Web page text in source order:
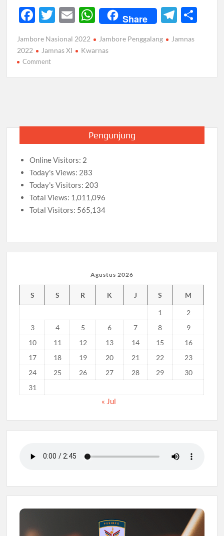
F
e
b
o
T
itt
E
ail
W
h
at
A
Share
T
e
a
Jambore Nasional 2022 Jambore Penggalang
Jamnas
2022
Jamnas XI Kwarnas
Commenton
XI
Hemat,
Efektif,
Efisien,
Menarik,
dan
Pengunjung
Online Visitors: 2
Today's Views: 283
Today's Visitors: 203
Total Views: 1,011,096
Total Visitors: 565,134
Agustus 2026
S S R K J S M
1
2
3
4 5 6 7 8
9
10
11 12 13 14 15
16
17
18 19 20 21 22
23
24
25 26 27 28 29
30
31
« Jul